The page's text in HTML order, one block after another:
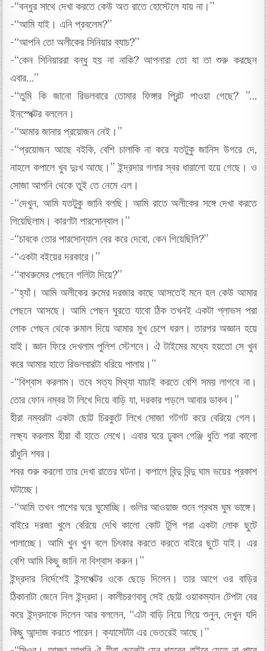
-“বন্ধুর সাথে দেখা করতে কেউ অত রাতে হোস্টেলে যায় না।”
-“আমি যাই। এনি প্রবলেম?”
-“আপনি তো অলীকের সিনিয়ার ব্যাচ?”
-“কেন সিনিয়াররা বন্ধু হয় না নাকি? আপনারা তো যা তা শুরু করছেন
এবার…”
-“তুমি কি জানো রিভলবারে তোমার ফিঙ্গার প্রিন্ট পাওয়া গেছে? ”…
ইনস্পেক্টর বললেন।
-“আমার জানার প্রয়োজন নেই।”
-“প্রয়োজন আছে বইকি, বেশি চালাকি না করে যতটুকু জানিস উগরে দে,
নাহলে কপালে খুব দুঃখ আছে।” ইন্দ্রদার গলার স্বর ধারালো হয়ে গেছে। ও
সোজা আপনি থেকে তুই তে নেমে এল।
-“দেখুন, আমি যতটুকু জানি বলছি। আমি রাতে অলীকের সঙ্গে দেখা করতে
গিয়েছিলাম। কারণটা পারসোন্যাল।”
-“চাবকে তোর পারসোন্যাল বের করে দেবো, কেন গিয়েছিলি?”
-“একটা বইয়ের দরকারে।”
-“বাথরুমের পেছনে গলিটা দিয়ে?”
-“হ্যাঁ। আমি অলীকের রুমের দরজার কাছে আসতেই মনে হল কেউ আমার
পেছনে আসছে। আমি পেছন ঘুরতে যাবো ঠিক তখনই একটা গ্লাভস পরা
লোক পেছন থেকে রুমাল দিয়ে আমার মুখ চেপে ধরল। তারপর অজ্ঞান হয়ে
যাই। জ্ঞান ফিরে দেখলাম পুলিশ স্টেশনে। ঐ টাইমের মধ্যে হয়তো সে খুন
করে আমার হাতে রিভলবারটা ধরিয়ে পালায়।”
-“বিশ্বাস করলাম। তবে সত্য মিথ্যা যাচাই করতে বেশি সময় লাগবে না।
তোর ফোন নম্বর টা লিখে দিয়ে বাড়ি যা, দরকার পড়লে আবার ডাকব।”
হীরা নম্বরটা একটা ছোট্ট চিরকুটে লিখে সোজা গটগট করে বেরিয়ে গেল।
লক্ষ্য করলাম হীরা বাঁ হাতে লেখে। এবার ঘরে ঢুকল গেঞ্জি ধুতি পরা কালো
রাঁধুনি শবর।
শবর শুরু করলো তার দেখা রাতের ঘটনা। কপালে বিন্দু বিন্দু ঘাম ভয়ের প্রকাশ
ঘটাচ্ছে।
-“আমি তখন পাশের ঘরে ঘুমোচ্ছি। গুলির আওয়াজ শুনে প্রথম ঘুম ভাঙ্গে।
বাইরে দরজা খুলে বেরিয়ে দেখি কালো কোট টুপি পরা একটা লোক ছুটে
পালাচ্ছে। আমি খুন খুন বলে চিৎকার করতে করতে বাইরে ছুটে যাই। এর
বেশি আমি কিছু জানি না বিশ্বাস করুন।”
ইন্দ্রদার নির্দেশেই ইন্সপেক্টর ওকে ছেড়ে দিলেন। তার আগে ওর বাড়ির
ঠিকানাটা জেনে নিল ইন্দ্রদা। কালীচরণবাবু সেই ছোট্ট ওয়াকম্যান টেপটা বের
করে ইন্দ্রদাকে দিলেন আর বললেন, “এটা বাড়ি নিয়ে গিয়ে শুনুন, দেখুন যদি
কিছু আন্দাজ করতে পারেন। ক্যাসেটটা এর ভেতরেই আছে।”